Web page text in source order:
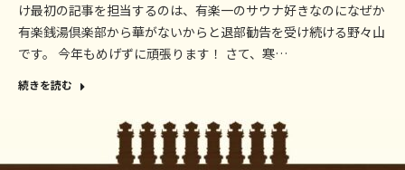
け最初の記事を担当するのは、有楽一のサウナ好きなのになぜか
有楽銭湯倶楽部から華がないからと退部勧告を受け続ける野々山
です。 今年もめげずに頑張ります！ さて、寒…
続きを読む